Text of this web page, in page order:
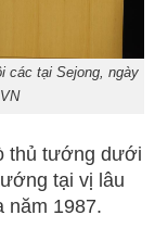
các tại Sejong, ngày
thủ tướng dưới
tại vị lâu
năm 1987.